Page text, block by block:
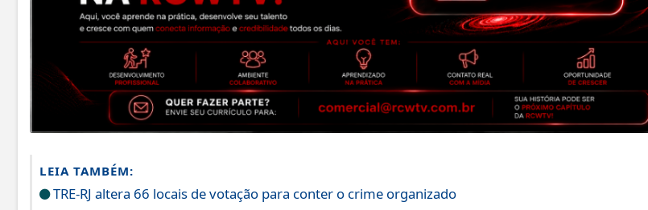
LEIA TAMBÉM:
TRE-RJ altera 66 locais de votação para conter o crime organizado